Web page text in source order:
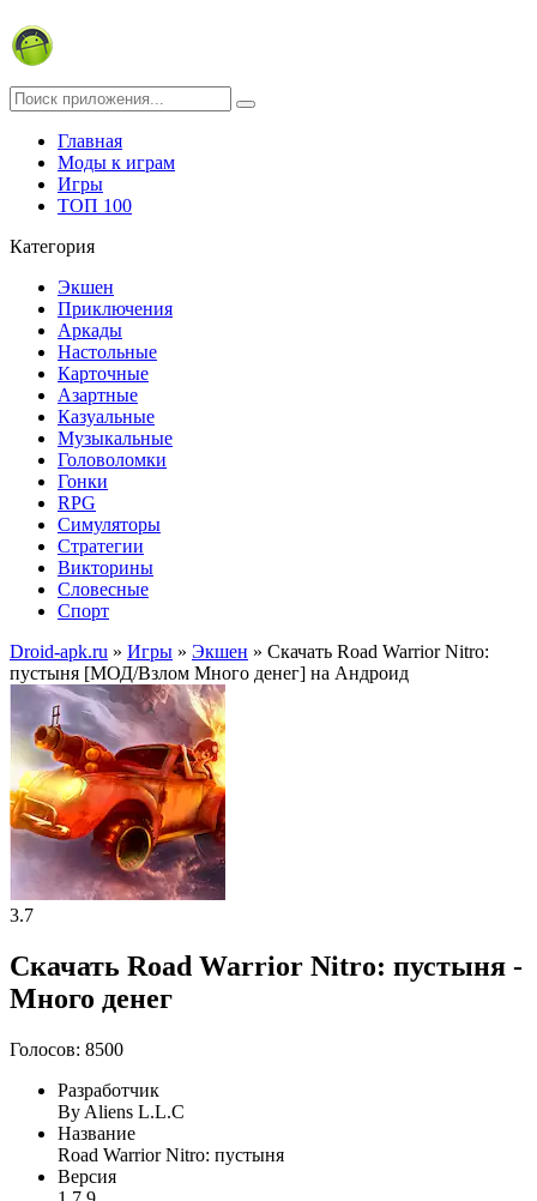
Главная
Моды к играм
Игры
ТОП 100
Категория
Экшен
Приключения
Аркады
Настольные
Карточные
Азартные
Казуальные
Музыкальные
Головоломки
Гонки
RPG
Симуляторы
Стратегии
Викторины
Словесные
Спорт
Droid-apk.ru » Игры » Экшен » Скачать Road Warrior Nitro:
пустыня [МОД/Взлом Много денег] на Андроид
3.7
Скачать Road Warrior Nitro: пустыня -
Много денег
Голосов: 8500
Разработчик
By Aliens L.L.C
Название
Road Warrior Nitro: пустыня
Версия